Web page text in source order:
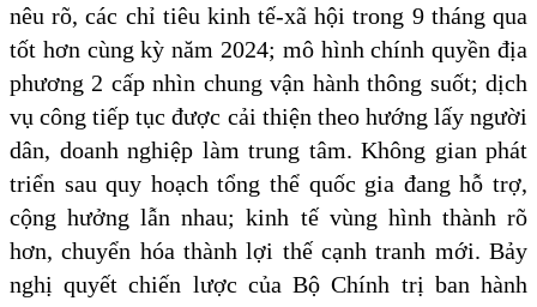
nêu rõ, các chỉ tiêu kinh tế-xã hội trong 9 tháng qua
tốt hơn cùng kỳ năm 2024; mô hình chính quyền địa
phương 2 cấp nhìn chung vận hành thông suốt; dịch
vụ công tiếp tục được cải thiện theo hướng lấy người
dân, doanh nghiệp làm trung tâm. Không gian phát
triển sau quy hoạch tổng thể quốc gia đang hỗ trợ,
cộng hưởng lẫn nhau; kinh tế vùng hình thành rõ
hơn, chuyển hóa thành lợi thế cạnh tranh mới. Bảy
nghị quyết chiến lược của Bộ Chính trị ban hành